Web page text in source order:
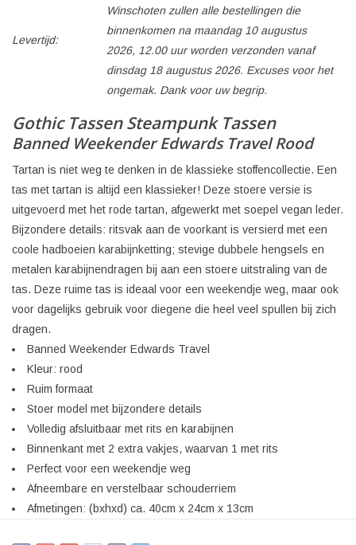
Levertijd:
Winschoten zullen alle bestellingen die
binnenkomen na maandag 10 augustus
2026, 12.00 uur worden verzonden vanaf
dinsdag 18 augustus 2026. Excuses voor het
ongemak. Dank voor uw begrip.
Gothic Tassen Steampunk Tassen
Banned Weekender Edwards Travel Rood
Tartan is niet weg te denken in de klassieke stoffencollectie. Een
tas met tartan is altijd een klassieker! Deze stoere versie is
uitgevoerd met het rode tartan, afgewerkt met soepel vegan leder.
Bijzondere details: ritsvak aan de voorkant is versierd met een
coole hadboeien karabijnketting; stevige dubbele hengsels en
metalen karabijnendragen bij aan een stoere uitstraling van de
tas. Deze ruime tas is ideaal voor een weekendje weg, maar ook
voor dagelijks gebruik voor diegene die heel veel spullen bij zich
dragen.
Banned Weekender Edwards Travel
Kleur: rood
Ruim formaat
Stoer model met bijzondere details
Volledig afsluitbaar met rits en karabijnen
Binnenkant met 2 extra vakjes, waarvan 1 met rits
Perfect voor een weekendje weg
Afneembare en verstelbaar schouderriem
Afmetingen: (bxhxd) ca. 40cm x 24cm x 13cm